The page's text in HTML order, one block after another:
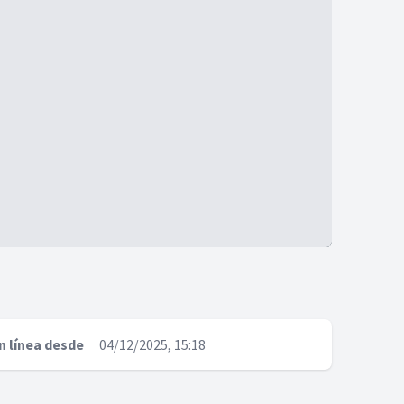
línea desde 04/12/2025, 15:18